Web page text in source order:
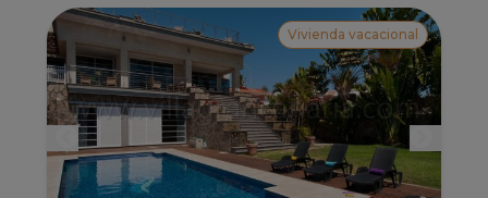
Vivienda vacacional